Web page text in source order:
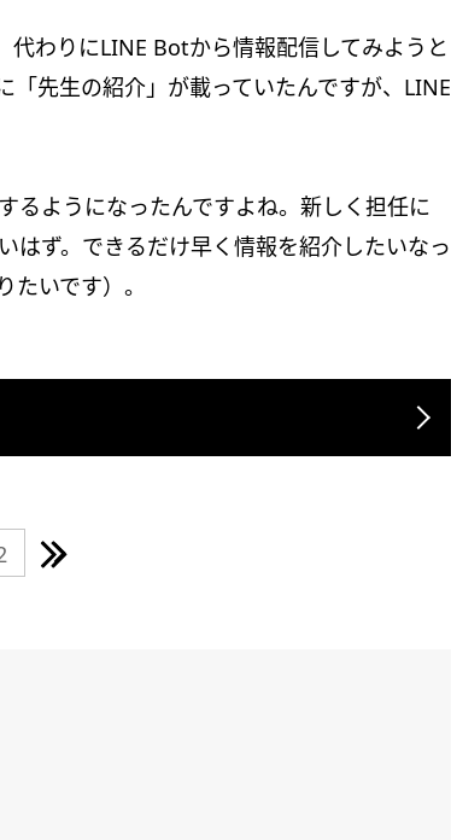
代わりにLINE Botから情報配信してみようと
先生の紹介」が載っていたんですが、LINE
るようになったんですよね。新しく担任に
はず。できるだけ早く情報を紹介したいなっ
いです）。